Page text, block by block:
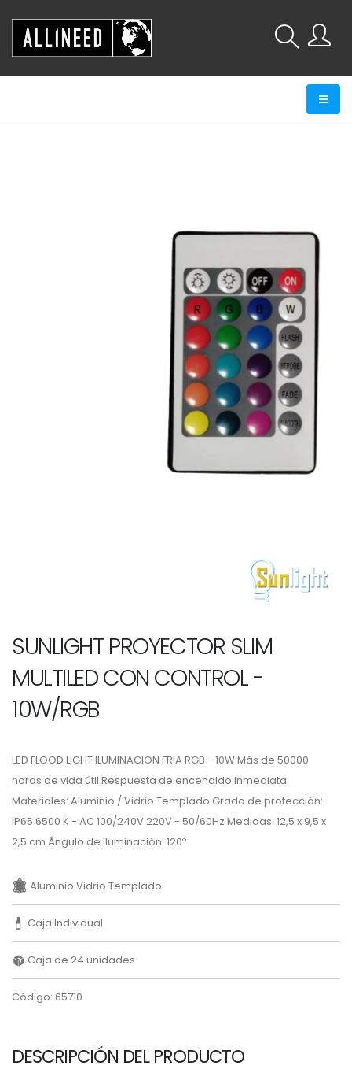
SUNLIGHT PROYECTOR SLIM
MULTILED CON CONTROL -
10W/RGB
LED FLOOD LIGHT ILUMINACION FRIA RGB - 10W Más de 50000
horas de vida útil Respuesta de encendido inmediata
Materiales: Aluminio / Vidrio Templado Grado de protección:
IP65 6500 K - AC 100/240V 220V - 50/60Hz Medidas: 12,5 x 9,5 x
2,5 cm Ángulo de Iluminación: 120º
Aluminio Vidrio Templado
Caja Individual
Caja de 24 unidades
Código: 65710
DESCRIPCIÓN DEL PRODUCTO